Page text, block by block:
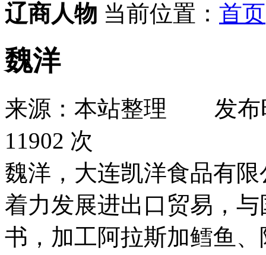
辽商人物 当前位置： 首页
魏洋
来源：本站整理 发
11902 次
魏洋，大连凯洋食品有
着力发展进出口贸易，
书，加工阿拉斯加鳕鱼